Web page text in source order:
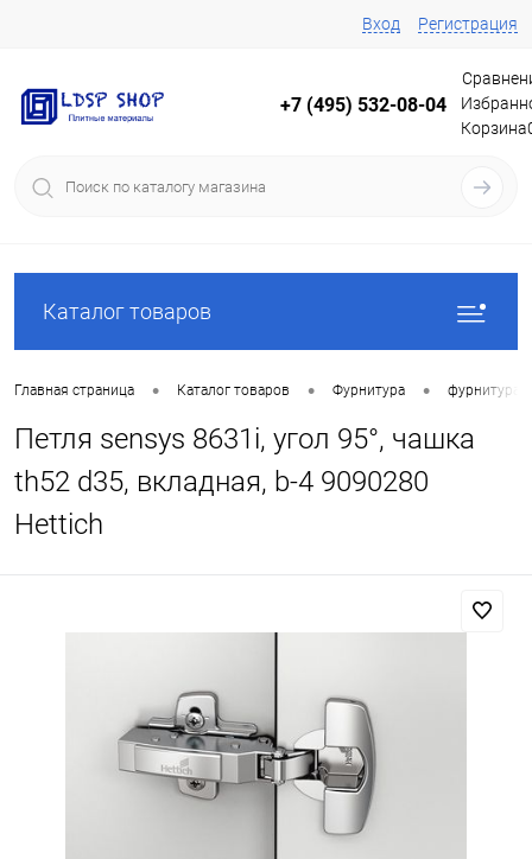
Вход Регистрация
+7 (495) 532-08-04
Корзина
Каталог товаров
Главная страница • Каталог товаров • Фурнитура • фурнитура
Петля sensys 8631i, угол 95°, чашка
th52 d35, вкладная, b-4 9090280
Hettich